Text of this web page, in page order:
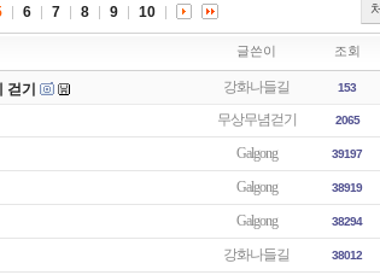
6 7 8 9 10
글쓴이 조회
기 강화나들길 153
무상무념걷기 2065
Galgong 39197
Galgong 38919
Galgong 38294
강화나들길 38012